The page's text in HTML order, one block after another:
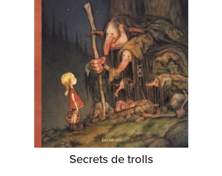
Secrets de trolls